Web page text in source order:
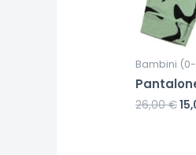
Bambini (0-
26,00€